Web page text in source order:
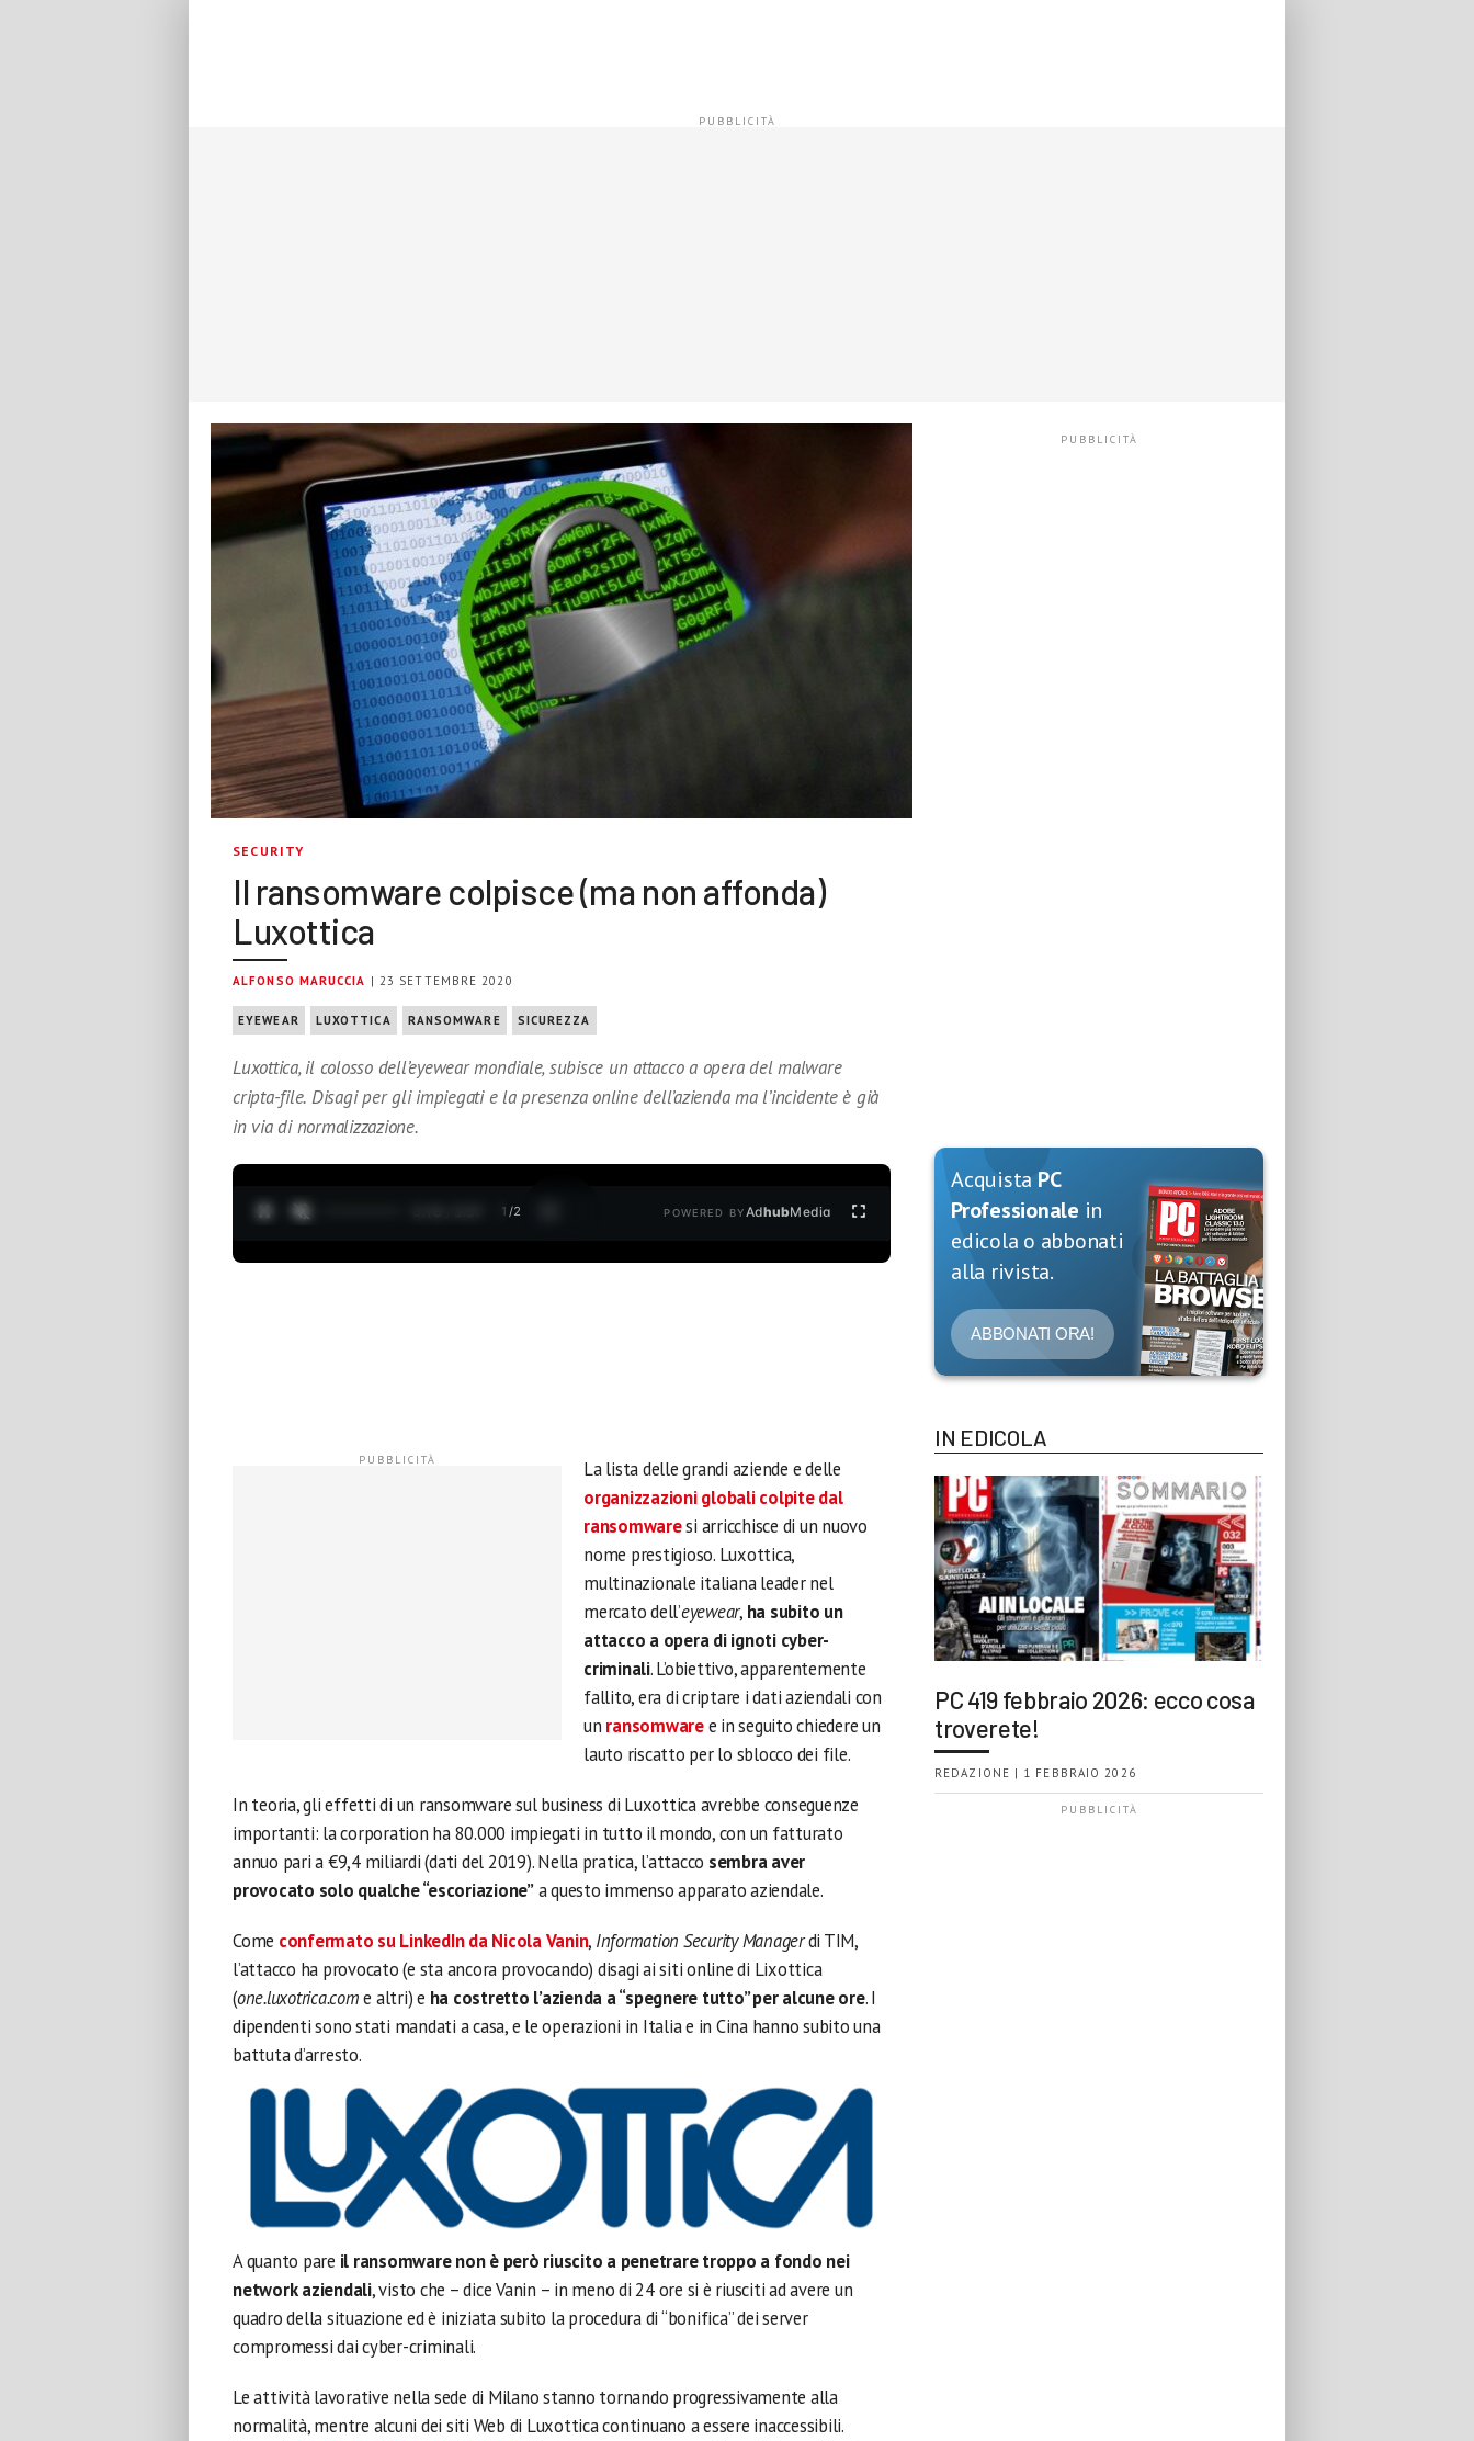
SECURITY
Il ransomware colpisce (ma non affonda)
Luxottica
ALFONSO MARUCCIA | 23 SETTEMBRE 2020
EYEWEAR LUXOTTICA RANSOMWARE SICUREZZA
Luxottica, il colosso dell’eyewear mondiale, subisce un attacco a opera del malware
cripta-file. Disagi per gli impiegati e la presenza online dell’azienda ma l’incidente è già
in via di normalizzazione.
1 /2 POWERED BYAdhubMedia
La lista delle grandi aziende e delle
organizzazioni globali colpite dal
ransomwaresi arricchisce di un nuovo
nome prestigioso. Luxottica,
multinazionale italiana leader nel
mercato dell’eyewear, ha subito un
attacco a opera di ignoti cyber-
criminali. L’obiettivo, apparentemente
fallito, era di criptare i dati aziendali con
un ransomwaree in seguito chiedere un
lauto riscatto per lo sblocco dei file.
In teoria, gli effetti di un ransomware sul business di Luxottica avrebbe conseguenze
importanti: la corporation ha 80.000 impiegati in tutto il mondo, con un fatturato
annuo pari a €9,4 miliardi (dati del 2019). Nella pratica, l’attacco sembra aver
provocato solo qualche “escoriazione”a questo immenso apparato aziendale.
Come confermato su LinkedIn da Nicola Vanin, Information Security Managerdi TIM,
l’attacco ha provocato (e sta ancora provocando) disagi ai siti online di Lixottica
(one.luxotrica.come altri) e ha costretto l’azienda a “spegnere tutto” per alcune ore. I
dipendenti sono stati mandati a casa, e le operazioni in Italia e in Cina hanno subito una
battuta d’arresto.
A quanto pare il ransomware non è però riuscito a penetrare troppo a fondo nei
network aziendali, visto che – dice Vanin – in meno di 24 ore si è riusciti ad avere un
quadro della situazione ed è iniziata subito la procedura di “bonifica” dei server
compromessi dai cyber-criminali.
Le attività lavorative nella sede di Milano stanno tornando progressivamente alla
normalità, mentre alcuni dei siti Web di Luxottica continuano a essere inaccessibili.
Acquista PC
Professionale in
edicola o abbonati
alla rivista.
ABBONATI ORA!
IN EDICOLA
PC 419 febbraio 2026: ecco cosa
troverete!
REDAZIONE | 1 FEBBRAIO 2026